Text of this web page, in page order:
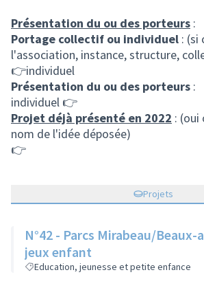
Présentation du ou des porteurs :
Portage collectif ou individuel : (si
l'association, instance, structure,
👉individuel
Présentation du ou des porteurs :
individuel 👉
Projet déjà présenté en 2022 : (oui
nom de l'idée déposée)
👉
Projets
N°42 - Parcs Mirabeau/Beaux-
jeux enfant
Education, jeunesse et petite enfance